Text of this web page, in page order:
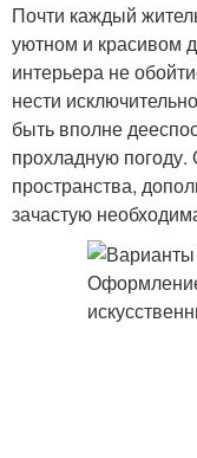
Почти каждый
уютном и красивом
интерьера не
нести
быть вполне
прохладную
пространства,
зачастую